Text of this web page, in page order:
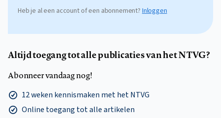
Heb je al een account of een abonnement? Inloggen
Altijd toegang tot alle publicaties van het NTVG?
Abonneer vandaag nog!
12 weken kennismaken met het NTVG
Online toegang tot alle artikelen